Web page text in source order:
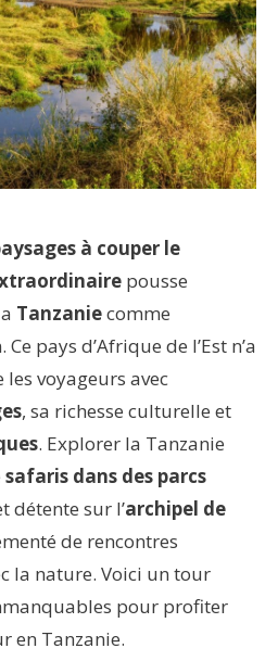
à couper le
pousse
Tanzaniecomme
pays d’Afrique de l’Est n’a
voyageurs avec
, sa richesse culturelle et
. Explorer la Tanzanie
safaris dans des parcs
détente sur l’archipel de
de rencontres
la nature. Voici un tour
pour profiter
en Tanzanie.